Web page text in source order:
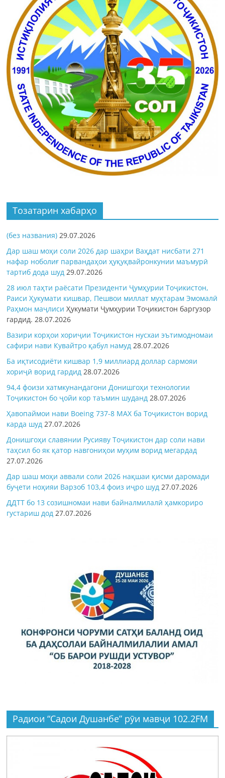
Тозатарин хабарҳо
(без названия) 29.07.2026
Дар шаш моҳи соли 2026 дар шаҳри Ваҳдат нисбати 271
нафар ноболиғ парвандаҳои ҳуқуқвайронкунии маъмурӣ
тартиб дода шуд 29.07.2026
28 июл таҳти раёсати Президенти Ҷумҳурии Тоҷикистон,
Раиси Ҳукумати кишвар, Пешвои миллат муҳтарам Эмомалӣ
Раҳмон маҷлисиҲукумати Ҷумҳурии Тоҷикистон баргузор
гардид.28.07.2026
Вазири корҳои хориҷии Тоҷикистон нусхаи эътимодномаи
сафири нави Кувайтро қабул намуд 28.07.2026
Ба иқтисодиёти кишвар 1,9 миллиард доллар сармояи
хориҷӣ ворид гардид 28.07.2026
94,4 фоизи хатмкунандагони Донишгоҳи технологии
Тоҷикистон бо ҷойи кор таъмин шуданд 28.07.2026
Ҳавопаймои нави Boeing 737-8 MAX ба Тоҷикистон ворид
карда шуд 27.07.2026
Донишгоҳи славянии Русияву Тоҷикистон дар соли нави
таҳсил бо як қатор навгониҳои муҳим ворид мегардад
27.07.2026
Дар шаш моҳи аввали соли 2026 нақшаи қисми даромади
буҷети ноҳияи Варзоб 103,4 фоиз иҷро шуд 27.07.2026
ДДТТ бо 13 созишномаи нави байналмилалӣ ҳамкориро
густариш дод 27.07.2026
Радиои “Садои Душанбе” рӯи мавҷи 102.2FM